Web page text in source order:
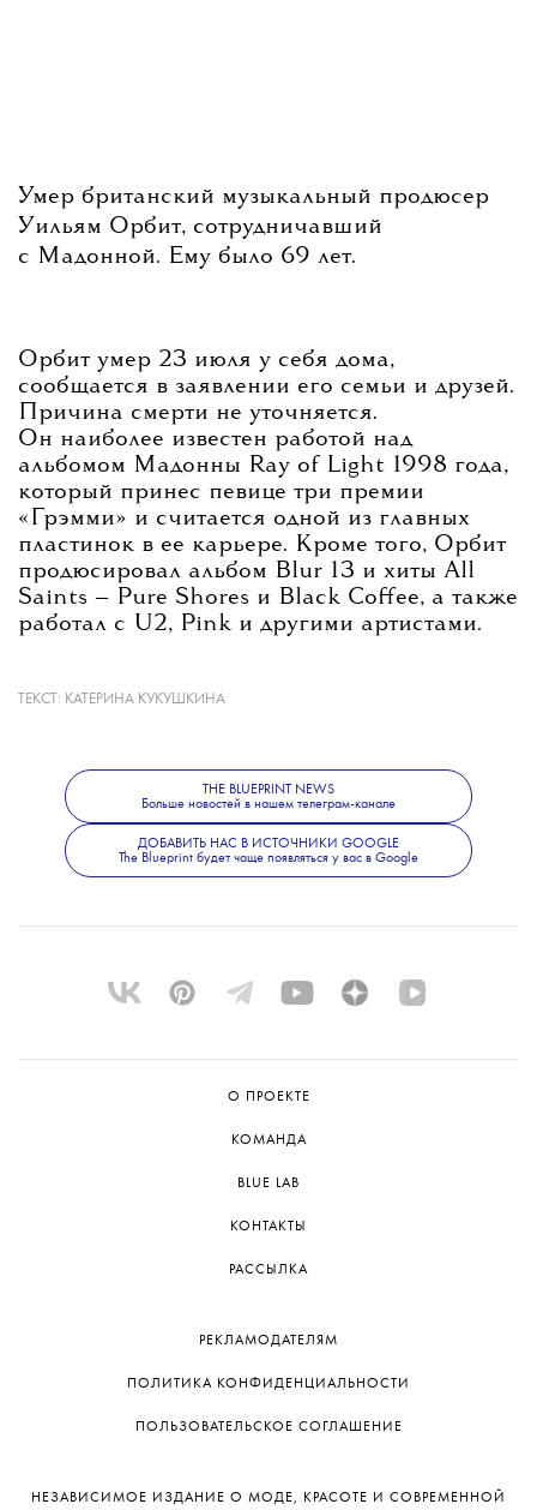
Умер британский музыкальный продюсер
Уильям Орбит, сотрудничавший
с Мадонной. Ему было 69 лет.
Орбит умер 23 июля у себя дома,
сообщается в заявлении его семьи и друзей.
Причина смерти не уточняется.
Он наиболее известен работой над
альбомом Мадонны Ray of Light 1998 года,
который принес певице три премии
«Грэмми» и считается одной из главных
пластинок в ее карьере. Кроме того, Орбит
продюсировал альбом Blur 13 и хиты All
Saints — Pure Shores и Black Coffee, а также
работал с U2, Pink и другими артистами.
последним альбомом стал The Painter,
вышедший в 2022 году.
ТЕКСТ: КАТЕРИНА КУКУШКИНА
THE BLUEPRINT NEWS
Больше новостей в нашем телеграм-канале
ДОБАВИТЬ НАС В ИСТОЧНИКИ GOOGLE
The Blueprint будет чаще появляться у вас в Google
О ПРОЕКТЕ
КОМАНДА
BLUE LAB
КОНТАКТЫ
РАССЫЛКА
РЕКЛАМОДАТЕЛЯМ
ПОЛИТИКА КОНФИДЕНЦИАЛЬНОСТИ
ПОЛЬЗОВАТЕЛЬСКОЕ СОГЛАШЕНИЕ
НЕЗАВИСИМОЕ ИЗДАНИЕ О МОДЕ, КРАСОТЕ И СОВРЕМЕННОЙ